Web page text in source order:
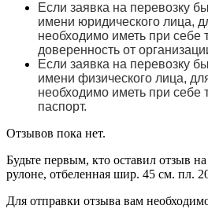
Если заявка на перевозку
имени юридического лица,
необходимо иметь при себе
доверенность от
Если заявка на перевозку
имени физического лица,
необходимо иметь при себе
паспорт.
Отзывов пока нет.
Будьте первым, кто оставил отзыв
рулоне, отбеленная шир. 45 см. пл.
Для отправки отзыва вам